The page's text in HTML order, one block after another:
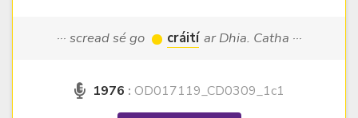
··· scread sé go cráití ar Dhia. Catha ···
1976 : OD017119_CD0309_1c1